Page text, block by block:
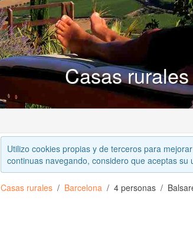
Casas
Utilizo cookies propias y de terceros para
continuas navegando, considero que aceptas su
Casas rurales Barcelona 4 personas